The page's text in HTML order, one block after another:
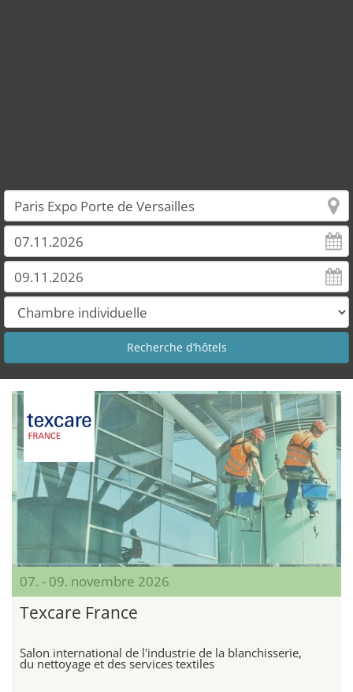
07. - 09. novembre 2026
Texcare France
Salon international de l'industrie de la blanchisserie,
du nettoyage et des services textiles